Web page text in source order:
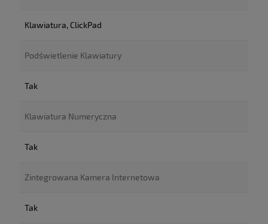
Klawiatura, ClickPad
Podświetlenie Klawiatury
Tak
Klawiatura Numeryczna
Tak
Zintegrowana Kamera Internetowa
Tak